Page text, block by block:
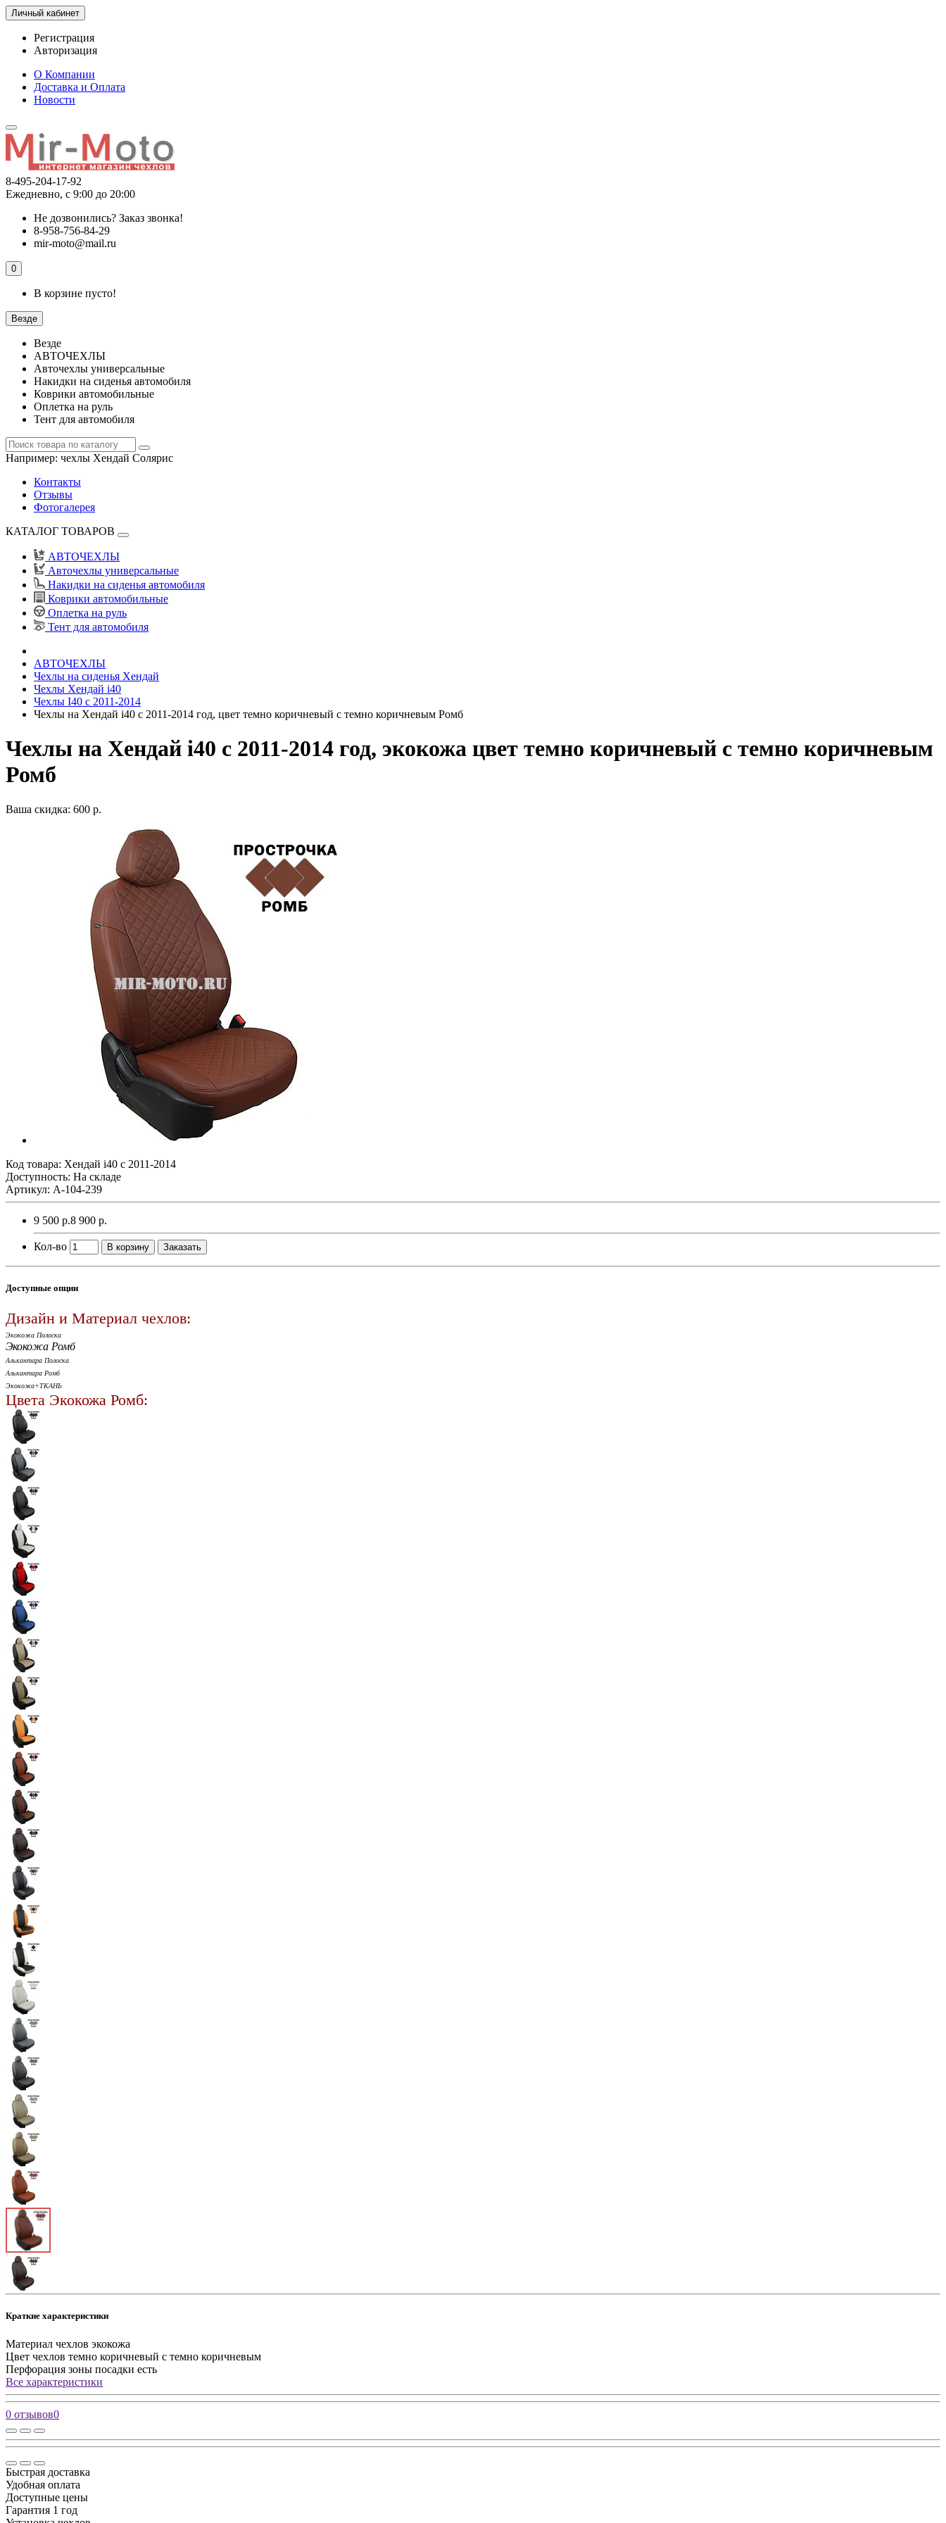
Личный кабинет
Регистрация
Авторизация
О Компании
Доставка и Оплата
Новости
8-495-204-17-92
Ежедневно, с 9:00 до 20:00
Не дозвонились? Заказ звонка!
8-958-756-84-29
mir-moto@mail.ru
0
В корзине пусто!
Везде
Везде
АВТОЧЕХЛЫ
Авточехлы универсальные
Накидки на сиденья автомобиля
Коврики автомобильные
Оплетка на руль
Тент для автомобиля
Например: чехлы Хендай Солярис
Контакты
Отзывы
Фотогалерея
КАТАЛОГ ТОВАРОВ
АВТОЧЕХЛЫ
Авточехлы универсальные
Накидки на сиденья автомобиля
Коврики автомобильные
Оплетка на руль
Тент для автомобиля
АВТОЧЕХЛЫ
Чехлы на сиденья Хендай
Чехлы Хендай i40
Чехлы I40 c 2011-2014
Чехлы на Хендай i40 с 2011-2014 год, цвет темно коричневый с темно коричневым Ромб
Чехлы на Хендай i40 с 2011-2014 год, экокожа цвет темно коричневый с темно коричневым
Ромб
Ваша скидка: 600 р.
Код товара: Хендай i40 с 2011-2014
Доступность: На складе
Артикул: A-104-239
9 500 р.8 900 р.
Кол-во В корзину Заказать
Доступные опции
Дизайн и Материал чехлов:
Экокожа Полоска
Экокожа Ромб
Алькантара Полоска
Алькантара Ромб
Экокожа+ТКАНЬ
Цвета Экокожа Ромб:
Краткие характеристики
Материал чехлов экокожа
Цвет чехлов темно коричневый с темно коричневым
Перфорация зоны посадки есть
Все характеристики
0 отзывов0
Быстрая доставка
Удобная оплата
Доступные цены
Гарантия 1 год